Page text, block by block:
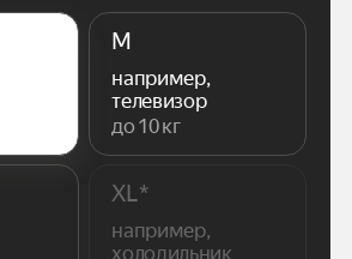
M
например,
телевизор
до 10 кг
XL*
например,
холодильник